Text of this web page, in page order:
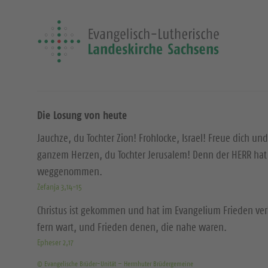
Die Losung von heute
Jauchze, du Tochter Zion! Frohlocke, Israel! Freue dich
ganzem Herzen, du Tochter Jerusalem! Denn der HERR
weggenommen.
Zefanja 3,14-15
Christus ist gekommen und hat im Evangelium Frieden
fern wart, und Frieden denen, die nahe waren.
Epheser 2,17
© Evangelische Brüder-Unität – Herrnhuter Brüdergemeine